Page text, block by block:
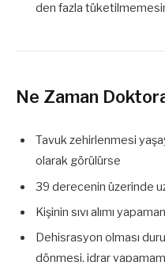
den fazla
Ne Zaman
Tavuk zehirlenmesi
olarak görülürse
39 derecenin üzerinde
Kişinin sıvı alımı
Dehisrasyon olması
dönmesi, idrar